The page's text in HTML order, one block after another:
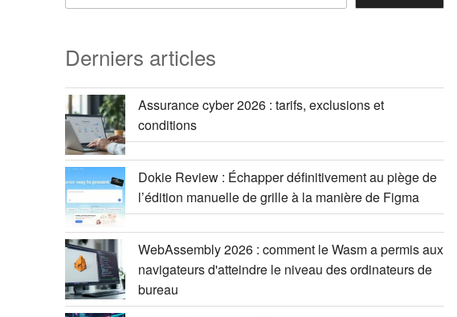
Derniers articles
Assurance cyber 2026 : tarifs, exclusions et
conditions
Dokie Review : Échapper définitivement au piège de
l’édition manuelle de grille à la manière de Figma
WebAssembly 2026 : comment le Wasm a permis aux
navigateurs d'atteindre le niveau des ordinateurs de
bureau